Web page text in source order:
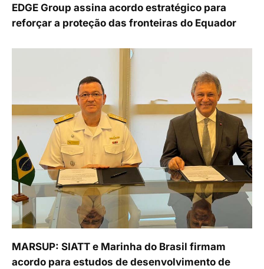
EDGE Group assina acordo estratégico para
reforçar a proteção das fronteiras do Equador
MARSUP: SIATT e Marinha do Brasil firmam
acordo para estudos de desenvolvimento de